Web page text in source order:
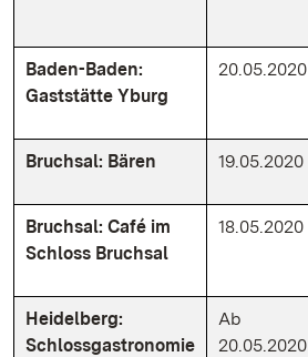
Baden-Baden:
Gaststätte Yburg
20.05.2020
Bruchsal: Bären 19.05.2020
Bruchsal: Café im
Schloss Bruchsal
18.05.2020
Heidelberg:
Schlossgastronomie
Ab
20.05.2020